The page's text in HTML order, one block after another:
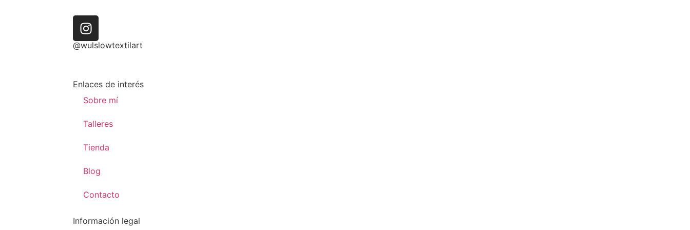
@wulslowtextilart
Enlaces de interés
Sobre mí
Talleres
Tienda
Blog
Contacto
Información legal